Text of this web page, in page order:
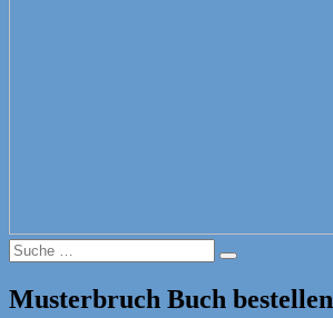
Suche
nach:
Suche
Musterbruch Buch bestellen